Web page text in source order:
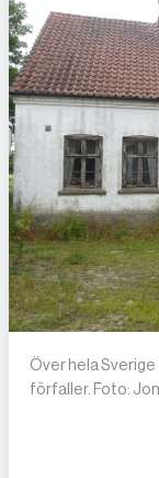
Över hela
förfaller. Foto: